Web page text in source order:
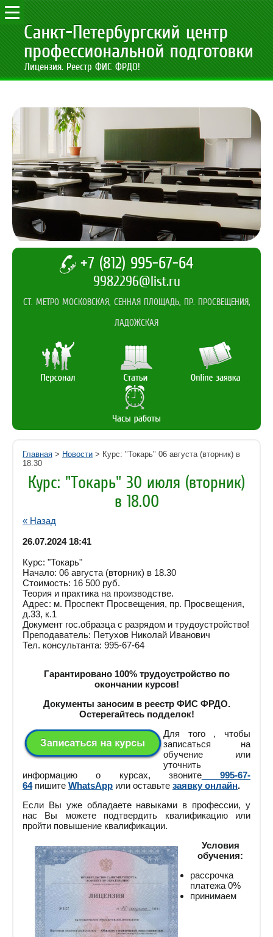
Лицензия. Реестр ФИС ФРДО!
+7 (812) 995-67-64
9982296@list.ru
СТ. МЕТРО МОСКОВСКАЯ, СЕННАЯ ПЛОЩАДЬ, ПР. ПРОСВЕЩЕНИЯ,
ЛАДОЖСКАЯ
Главная > Новости > Курс: "Токарь" 06 августа (вторник) в
18.30
Курс: "Токарь" 30 июля (вторник)
в 18.00
« Назад
26.07.2024 18:41
Курс: "Токарь"
Начало: 06 августа (вторник) в 18.30
Стоимость: 16 500 руб.
Теория и практика на производстве.
Адрес: м. Проспект Просвещения, пр. Просвещения,
д.33, к.1
Документ гос.образца с разрядом и трудоустройство!
Преподаватель: Петухов Николай Иванович
Тел. консультанта: 995-67-64
Гарантировано 100% трудоустройство по
окончании курсов!
Документы заносим в реестр ФИС ФРДО.
Остерегайтесь подделок!
Для того , чтобы
записаться на
обучение или
уточнить
информацию о курсах, звоните
995-67-
64пишите WhatsApp или оставьте заявку онлайн.
Если Вы уже обладаете навыками в профессии, у
нас Вы можете подтвердить квалификацию или
пройти повышение квалификации.
Условия
обучения:
рассрочка
платежа 0%
принимаем